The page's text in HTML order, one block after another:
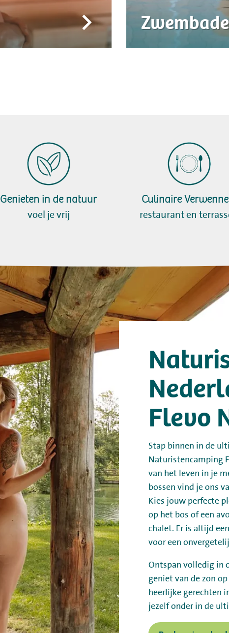
Genieten in de natuur
voel je vrij
Culinaire
restaurant en
Flevo
Stap binnen in de
Naturistencamping
van het leven in je
bossen vind je ons
Kies jouw perfecte
op het bos of een
chalet. Er is altijd
voor een
Ontspan volledig in
geniet van de zon
heerlijke gerechten
jezelf onder in de